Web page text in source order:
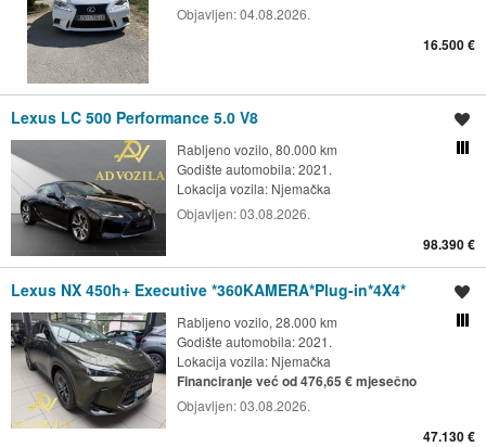
Objavljen:04.08.2026.
16.500 €
Lexus LC 500 Performance 5.0 V8
Rabljeno vozilo, 80.000 km
Godište automobila: 2021.
Lokacija vozila: Njemačka
Objavljen:03.08.2026.
98.390 €
Lexus NX 450h+ Executive *360KAMERA*Plug-in*4X4*
Rabljeno vozilo, 28.000 km
Godište automobila: 2021.
Lokacija vozila: Njemačka
Financiranje već od 476,65 € mjesečno
Objavljen:03.08.2026.
47.130 €